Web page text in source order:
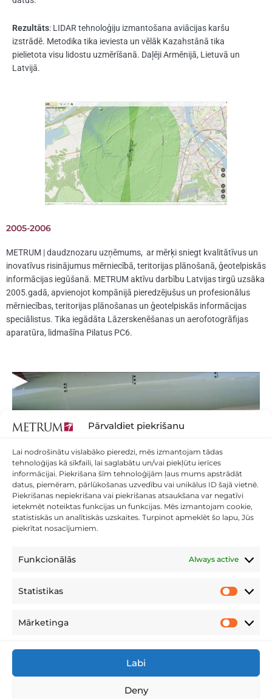
Pārvaldiet piekrišanu
Lai nodrošinātu vislabāko pieredzi, mēs izmantojam tādas
tehnoloģijas kā sīkfaili, lai saglabātu un/vai piekļūtu ierīces
informācijai. Piekrišana šīm tehnoloģijām ļaus mums apstrādāt
datus, piemēram, pārlūkošanas uzvedību vai unikālus ID šajā vietnē.
Piekrišanas nepiekrišana vai piekrišanas atsaukšana var negatīvi
ietekmēt noteiktas funkcijas un funkcijas. Mēs izmantojam cookie,
statistiskās un analītiskās uzskaites. Turpinot apmeklēt šo lapu, Jūs
piekrītat nosacījumiem.
Funkcionālās Always active
Statistikas Statistikas
Mārketinga
Labi
Deny
Rezultāts: LIDAR tehnoloģiju izmantošana aviācijas karšu
izstrādē. Metodika tika ieviesta un vēlāk Kazahstānā tika
pielietota visu lidostu uzmērīšanā. Daļēji Armēnijā, Lietuvā un
Latvijā.
2005-2006
METRUM | daudznozaru uzņēmums, ar mērķi sniegt kvalitātīvus un
inovatīvus risinājumus mērniecībā, teritorijas plānošanā, ģeotelpiskās
informācijas iegūšanā. METRUM aktīvu darbību Latvijas tirgū uzsāka
2005.gadā, apvienojot kompānijā pieredzējušus un profesionālus
mērniecības, teritorijas plānošanas un ģeotelpiskās informācijas
speciālistus. Tika iegādāta Lāzerskenēšanas un aerofotogrāfijas
aparatūra, lidmašīna Pilatus PC6.
2005.gadā ievedām jaunākā tipa – līdz šim Latvijā neizmantota
kilometriem garumā. Atšķirība no Frame (rāmja) kamerām, datu
PRIVĀTUMA POLITIKA